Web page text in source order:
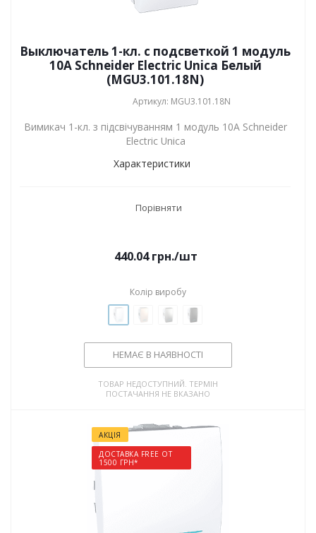
Выключатель 1-кл. с подсветкой 1 модуль
10А Schneider Electric Unica Белый
(MGU3.101.18N)
Артикул: MGU3.101.18N
Вимикач 1-кл. з підсвічуванням 1 модуль 10А Schneider
Electric Unica
Характеристики
Порівняти
440.04грн./шт
Колір виробу
НЕМАЄ В НАЯВНОСТІ
ТОВАР НЕДОСТУПНИЙ. ТЕРМІН
ПОСТАЧАННЯ НЕ ВКАЗАНО
АКЦІЯ
ДОСТАВКА FREE ОТ
1500 ГРН*